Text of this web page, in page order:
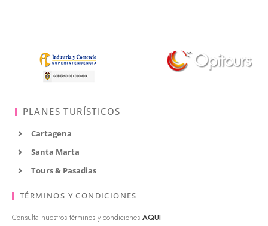
PLANES TURÍSTICOS
Cartagena
Santa Marta
Tours & Pasadias
TÉRMINOS Y CONDICIONES
Consulta nuestros términos y condiciones AQUI